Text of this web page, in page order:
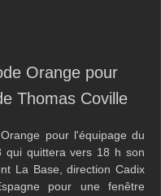
Orange pour
Thomas Coville
pour l'équipage du
qui quittera vers 18 h son
La Base, direction Cadix
pour une fenêtre